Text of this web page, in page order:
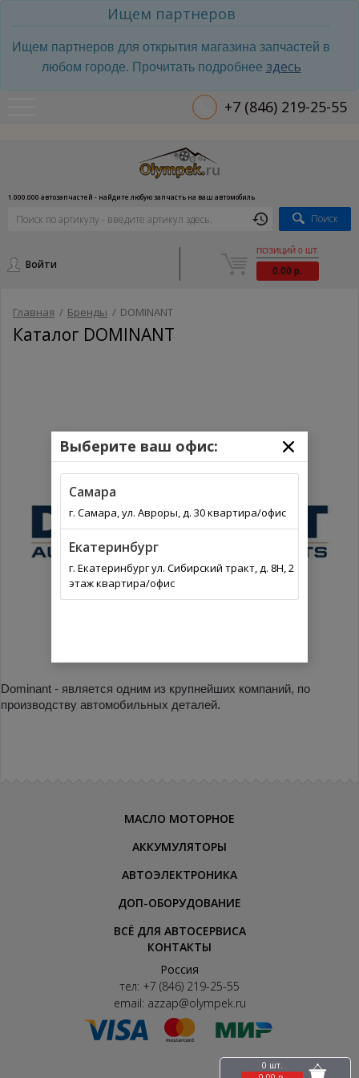
Ищем партнеров
Ищем партнеров для открытия магазина запчастей в
любом городе. Прочитать подробнее здесь
+7 (846) 219-25-55
1.000.000 автозапчастей - найдите любую запчасть на ваш автомобиль
Поиск
Войти
ПОЗИЦИЙ 0 ШТ.
0.00 р.
Главная / Бренды / DOMINANT
Каталог DOMINANT
Dominant - является одним из крупнейших компаний, по
производству автомобильных деталей.
МАСЛО МОТОРНОЕ
АККУМУЛЯТОРЫ
АВТОЭЛЕКТРОНИКА
ДОП-ОБОРУДОВАНИЕ
ВСЁ ДЛЯ АВТОСЕРВИСА
КОНТАКТЫ
Россия
тел: +7 (846) 219-25-55
email: azzap@olympek.ru
Выберите ваш офис:
Самара
г. Самара, ул. Авроры, д. 30 квартира/офис
Екатеринбург
г. Екатеринбург ул. Сибирский тракт, д. 8Н, 2
этаж квартира/офис
0 шт.